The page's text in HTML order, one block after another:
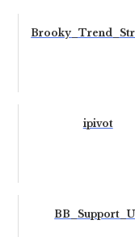
ipivot